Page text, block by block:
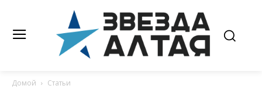
Домой Статьи